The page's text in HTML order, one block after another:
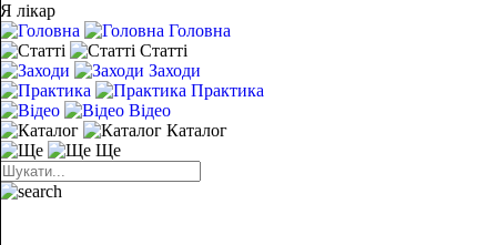
Я лікар
Головна
Статті
Заходи
Практика
Відео
Каталог
Ще